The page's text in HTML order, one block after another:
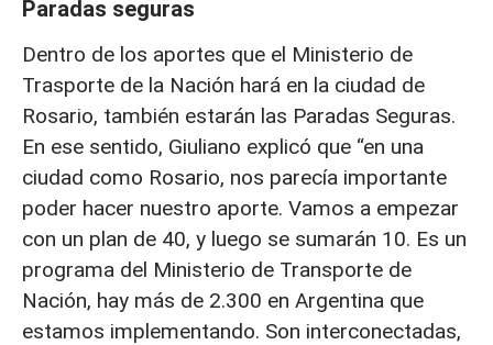
Paradas seguras
Dentro de los aportes que el Ministerio de
Trasporte de la Nación hará en la ciudad de
Rosario, también estarán las Paradas Seguras.
En ese sentido, Giuliano explicó que “en una
ciudad como Rosario, nos parecía importante
poder hacer nuestro aporte. Vamos a empezar
con un plan de 40, y luego se sumarán 10. Es un
programa del Ministerio de Transporte de
Nación, hay más de 2.300 en Argentina que
estamos implementando. Son interconectadas,